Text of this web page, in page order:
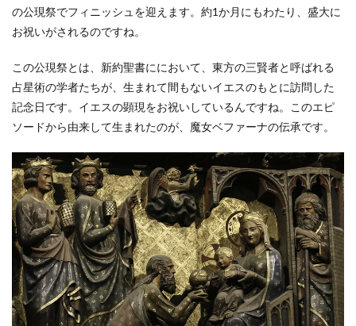
の公現祭でフィニッシュを迎えます。約1か月にもわたり、盛大に
お祝いがされるのですね。
この公現祭とは、新約聖書ににおいて、東方の三賢者と呼ばれる
占星術の学者たちが、生まれて間もないイエスのもとに訪問した
記念日です。イエスの顕現をお祝いしているんですね。このエピ
ソードから由来して生まれたのが、魔女ベファーナの伝承です。